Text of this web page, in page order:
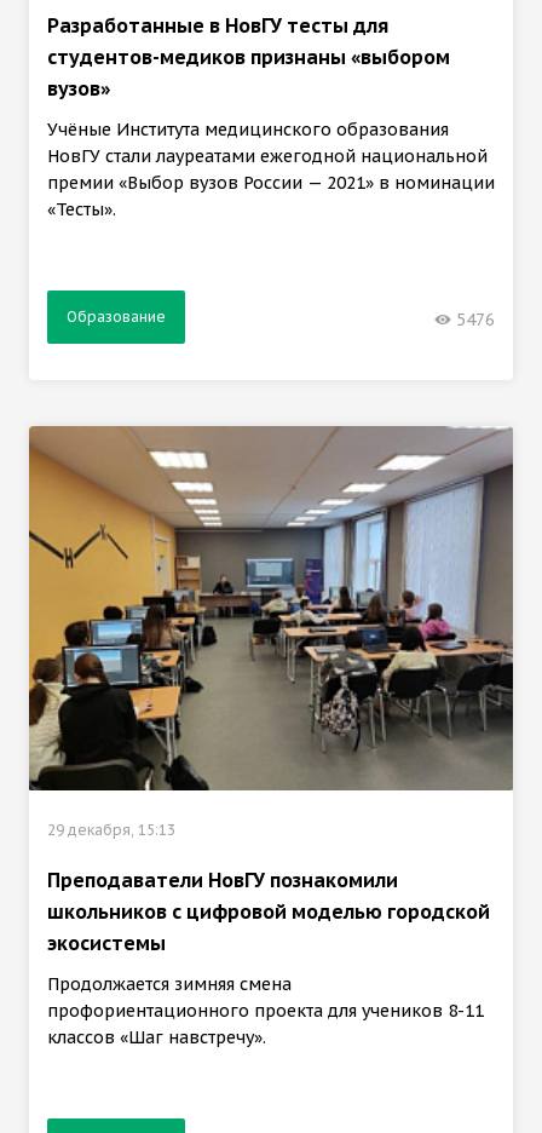
Разработанные в НовГУ тесты для
студентов-медиков признаны «выбором
вузов»
Учёные Института медицинского образования
НовГУ стали лауреатами ежегодной национальной
премии «Выбор вузов России — 2021» в номинации
«Тесты».
Образование 5476
29 декабря, 15:13
Преподаватели НовГУ познакомили
школьников с цифровой моделью городской
экосистемы
Продолжается зимняя смена
профориентационного проекта для учеников 8-11
классов «Шаг навстречу».